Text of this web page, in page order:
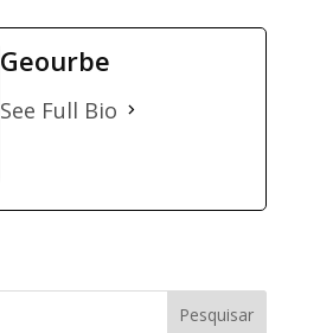
Geourbe
See Full Bio
Pesquisar